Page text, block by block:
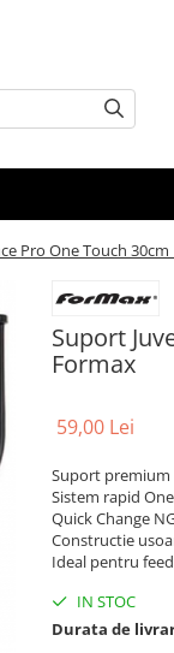
Pro One Touch
Suport
Formax
59,00 Lei
Suport
Sistem rapid
Quick Change
Constructie
Ideal pentru
IN STOC
Durata de